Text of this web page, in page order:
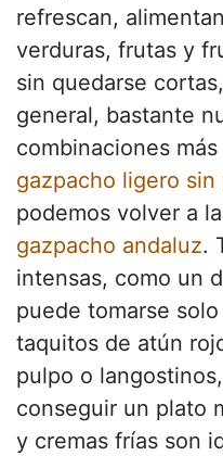
refrescan,
verduras, frutas y
sin quedarse
general, bastante
combinaciones
gazpacho ligero sin
podemos volver a
gazpacho andaluz.
intensas, como un
puede tomarse
taquitos de atún
pulpo o
conseguir un plato
y cremas frías son